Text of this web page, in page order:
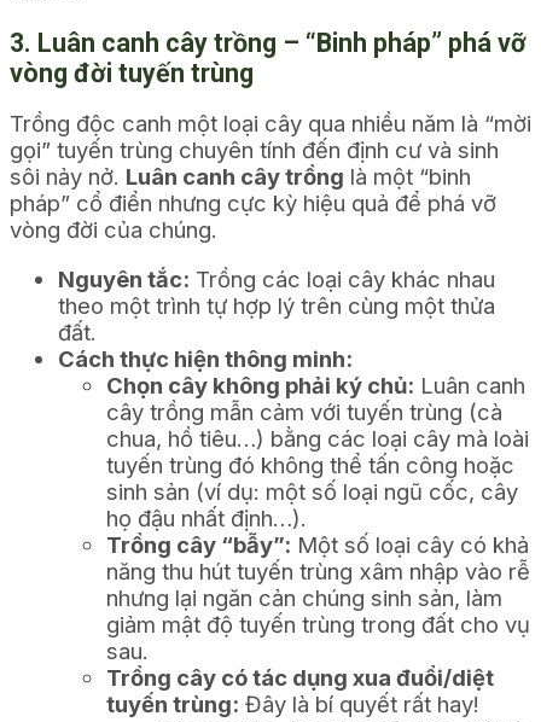
3. Luân canh cây trồng – “Binh pháp” phá vỡ
vòng đời tuyến trùng
Trồng độc canh một loại cây qua nhiều năm là “mời
gọi” tuyến trùng chuyên tính đến định cư và sinh
sôi nảy nở. Luân canh cây trồng là một “binh
pháp” cổ điển nhưng cực kỳ hiệu quả để phá vỡ
vòng đời của chúng.
Nguyên tắc: Trồng các loại cây khác nhau
theo một trình tự hợp lý trên cùng một thửa
đất.
Cách thực hiện thông minh:
Chọn cây không phải ký chủ: Luân canh
cây trồng mẫn cảm với tuyến trùng (cà
chua, hồ tiêu…) bằng các loại cây mà loài
tuyến trùng đó không thể tấn công hoặc
sinh sản (ví dụ: một số loại ngũ cốc, cây
họ đậu nhất định…).
Trồng cây “bẫy”: Một số loại cây có khả
năng thu hút tuyến trùng xâm nhập vào rễ
nhưng lại ngăn cản chúng sinh sản, làm
giảm mật độ tuyến trùng trong đất cho vụ
sau.
Trồng cây có tác dụng xua đuổi/diệt
tuyến trùng: Đây là bí quyết rất hay!